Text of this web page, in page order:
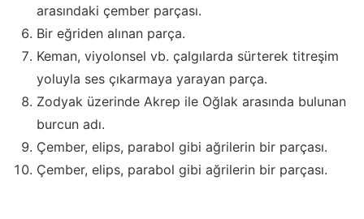
arasındaki çember parçası.
Bir eğriden alınan parça.
Keman, viyolonsel vb. çalgılarda sürterek titreşim
yoluyla ses çıkarmaya yarayan parça.
Zodyak üzerinde Akrep ile Oğlak arasında bulunan
burcun adı.
Çember, elips, parabol gibi ağrilerin bir parçası.
Çember, elips, parabol gibi ağrilerin bir parçası.